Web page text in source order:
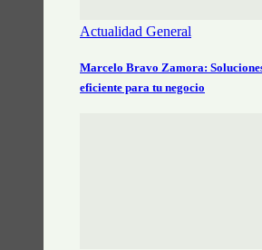
Actualidad General
Marcelo Bravo Zamora:
eficiente para tu negocio